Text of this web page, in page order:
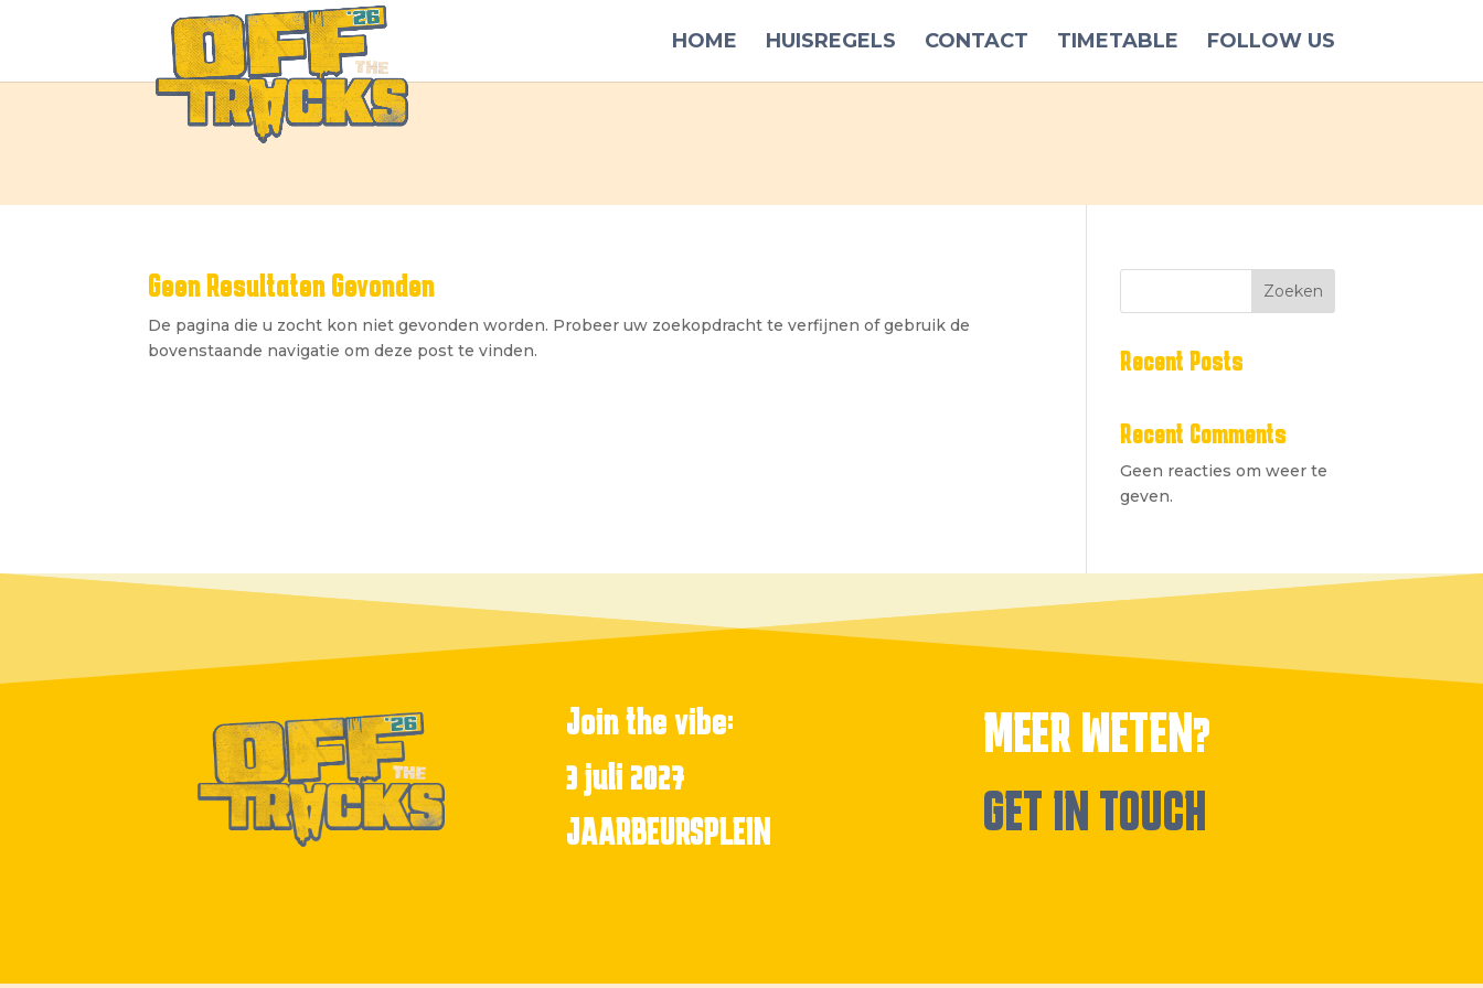
HOME HUISREGELS CONTACT TIMETABLE FOLLOW US
Geen Resultaten Gevonden
De pagina die u zocht kon niet gevonden worden. Probeer uw zoekopdracht te verfijnen of gebruik de
bovenstaande navigatie om deze post te vinden.
Zoeken
Recent Posts
Recent Comments
Geen reacties om weer te
geven.
Join the vibe:
3 juli 2027
JAARBEURSPLEIN
MEER WETEN?
GET IN TOUCH